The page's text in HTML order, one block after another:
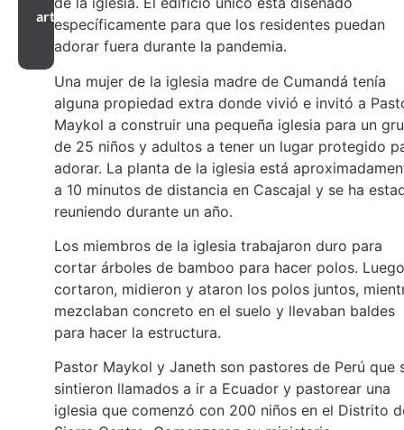
artículo
específicamente para que los residentes puedan
adorar fuera durante la pandemia.
Una mujer de la iglesia madre de Cumandá tenía
alguna propiedad extra donde vivió e invitó a
Maykol a construir una pequeña iglesia para un
de 25 niños y adultos a tener un lugar protegido
adorar. La planta de la iglesia está
a 10 minutos de distancia en Cascajal y se ha
reuniendo durante un año.
Los miembros de la iglesia trabajaron duro para
cortar árboles de bamboo para hacer polos. Luego
cortaron, midieron y ataron los polos juntos,
mezclaban concreto en el suelo y llevaban baldes
para hacer la estructura.
Pastor Maykol y Janeth son pastores de Perú que
sintieron llamados a ir a Ecuador y pastorear una
iglesia que comenzó con 200 niños en el Distrito